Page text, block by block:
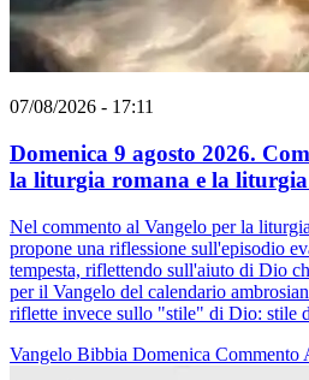
07/08/2026 - 17:11
Domenica 9 agosto 2026.
la liturgia romana e la
Nel commento al Vangelo per la
propone una riflessione sull'episodio
tempesta, riflettendo sull'aiuto di Dio
per il Vangelo del calendario
riflette invece sullo "stile" di Dio: stile
Vangelo Bibbia Domenica Commento